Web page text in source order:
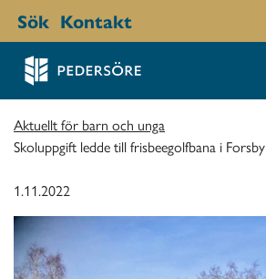
Sök Kontakt
Aktuellt för barn och unga
Skoluppgift ledde till frisbeegolfbana i Forsby
1.11.2022